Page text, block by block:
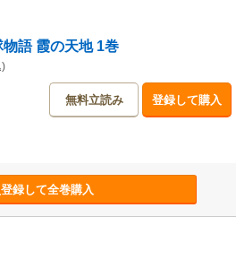
語 霞の天地 1巻
)
無料立読み 登録して購入
録して全巻購入